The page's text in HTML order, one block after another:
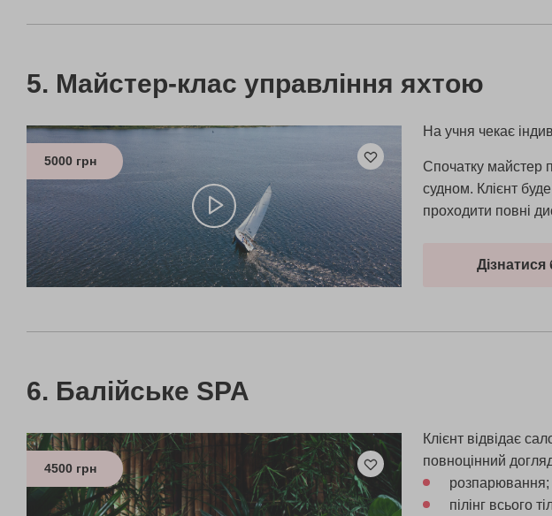
Майстер-клас управління яхтою
5000 грн
На учня чекає
Спочатку майстер
судном. Клієнт
проходити повні
Дізнатися
Балійське SPA
4500 грн
Клієнт відвідає
повноцінний
розпарювання;
пілінг всього